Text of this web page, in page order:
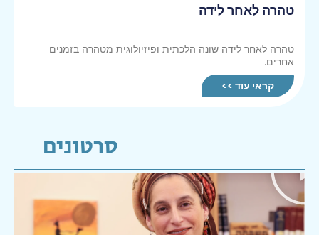
טהרה לאחר לידה
טהרה לאחר לידה שונה הלכתית ופיזיולוגית מטהרה בזמנים
אחרים.
קראי עוד >>
סרטונים